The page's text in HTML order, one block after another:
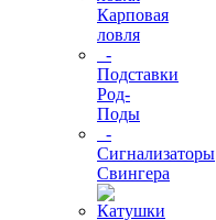
Карповая
ловля
-
Подставки
Род-
Поды
-
Сигнализаторы
Свингера